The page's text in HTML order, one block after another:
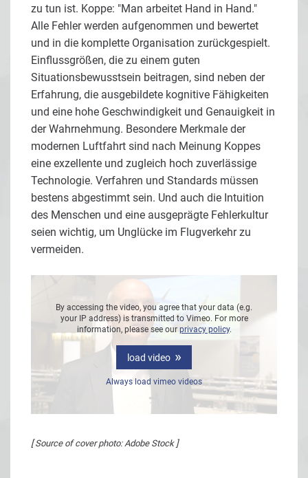
zu tun ist. Koppe: "Man arbeitet Hand in Hand."
Alle Fehler werden aufgenommen und bewertet
und in die komplette Organisation zurückgespielt.
Einflussgrößen, die zu einem guten
Situationsbewusstsein beitragen, sind neben der
Erfahrung, die ausgebildete kognitive Fähigkeiten
und eine hohe Geschwindigkeit und Genauigkeit in
der Wahrnehmung. Besondere Merkmale der
modernen Luftfahrt sind nach Meinung Koppes
eine exzellente und zugleich hoch zuverlässige
Technologie. Verfahren und Standards müssen
bestens abgestimmt sein. Und auch die Intuition
des Menschen und eine ausgeprägte Fehlerkultur
seien wichtig, um Unglücke im Flugverkehr zu
vermeiden.
By accessing the video, you agree that your data (e.g.
your IP address) is transmitted to Vimeo. For more
information, please see our privacy policy.
load video
Always load vimeo videos
[ Source of cover photo: Adobe Stock ]